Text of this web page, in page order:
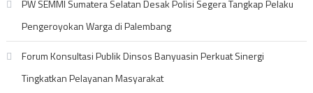
PW SEMMI Sumatera Selatan Desak Polisi Segera Tangkap Pelaku
Pengeroyokan Warga di Palembang
Forum Konsultasi Publik Dinsos Banyuasin Perkuat Sinergi
Tingkatkan Pelayanan Masyarakat